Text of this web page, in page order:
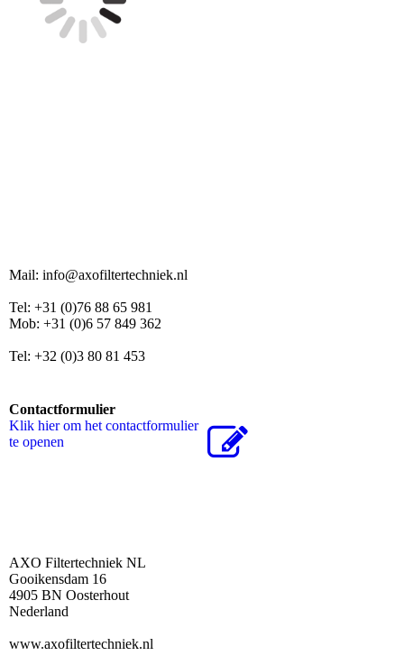
Mail: info@axofiltertechniek.nl
Tel: +31 (0)76 88 65 981
Mob: +31 (0)6 57 849 362
Tel: +32 (0)3 80 81 453
Contactformulier
Klik hier om het contactformulier
te openen
AXO Filtertechniek NL
Gooikensdam 16
4905 BN Oosterhout
Nederland
www.axofiltertechniek.nl